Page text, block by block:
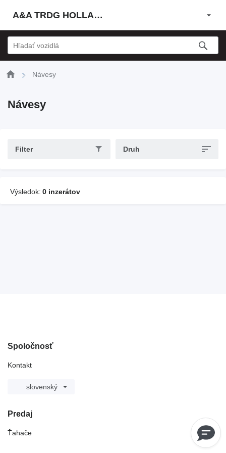
A&A TRDG HOLLAND BV
Návesy
Návesy
Filter Druh
Výsledok: 0 inzerátov
Spoločnosť
Kontakt
slovenský
Predaj
Ťahače